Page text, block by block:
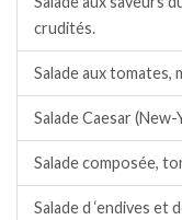
crudités.
Salade aux tomates,
Salade Caesar (New-
Salade composée,
Salade d ‘endives et